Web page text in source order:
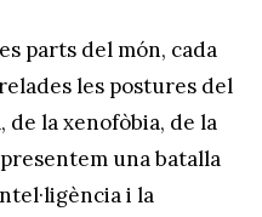
parts del món, cada
les postures del
la xenofòbia, de la
una batalla
i la